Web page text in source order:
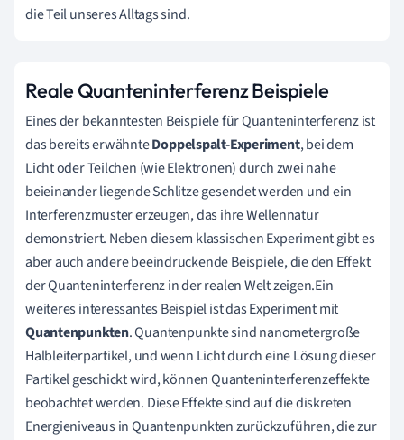
die Teil unseres Alltags sind.
Reale Quanteninterferenz Beispiele
Eines der bekanntesten Beispiele für Quanteninterferenz ist
das bereits erwähnteDoppelspalt-Experiment, bei dem
Licht oder Teilchen (wie Elektronen) durch zwei nahe
beieinander liegende Schlitze gesendet werden und ein
Interferenzmuster erzeugen, das ihre Wellennatur
demonstriert. Neben diesem klassischen Experiment gibt es
aber auch andere beeindruckende Beispiele, die den Effekt
der Quanteninterferenz in der realen Welt zeigen.Ein
weiteres interessantes Beispiel ist das Experiment mit
Quantenpunkten. Quantenpunkte sind nanometergroße
Halbleiterpartikel, und wenn Licht durch eine Lösung dieser
Partikel geschickt wird, können Quanteninterferenzeffekte
beobachtet werden. Diese Effekte sind auf die diskreten
Energieniveaus in Quantenpunkten zurückzuführen, die zur